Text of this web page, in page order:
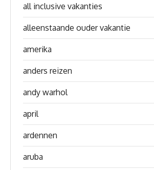
all inclusive vakanties
alleenstaande ouder vakantie
amerika
anders reizen
andy warhol
april
ardennen
aruba